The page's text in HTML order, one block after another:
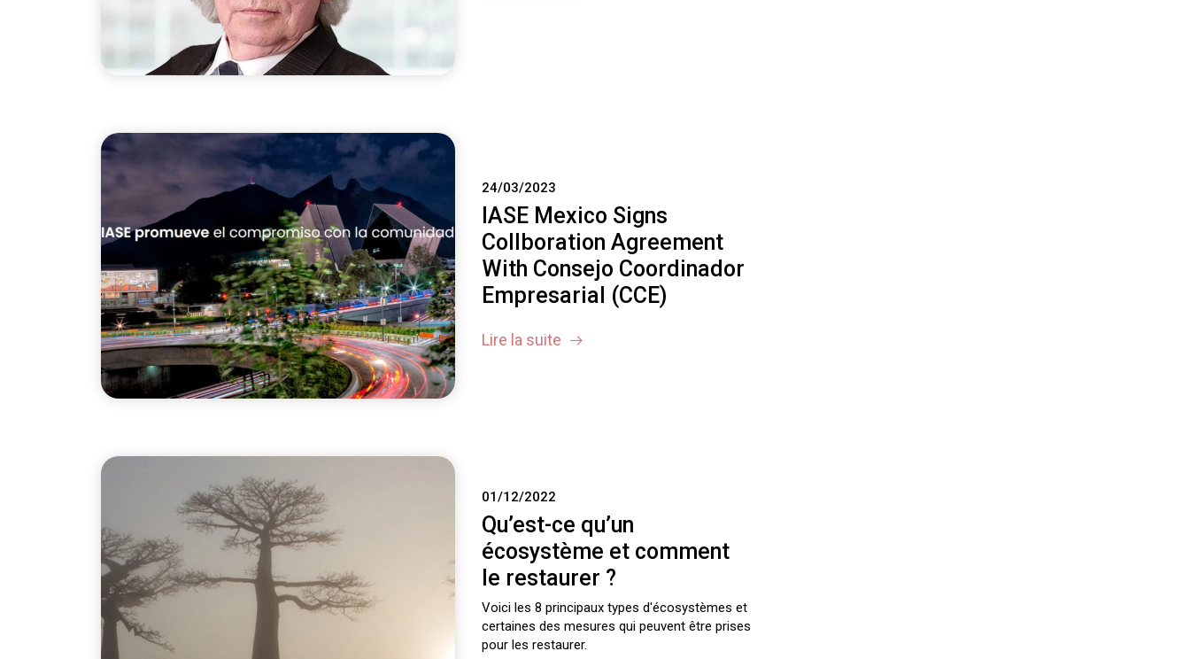
24/03/2023
IASE Mexico Signs
Collboration Agreement
With Consejo Coordinador
Empresarial (CCE)
Lire la suite
01/12/2022
Qu’est-ce qu’un
écosystème et comment
le restaurer ?
Voici les 8 principaux types d'écosystèmes et
certaines des mesures qui peuvent être prises
pour les restaurer.